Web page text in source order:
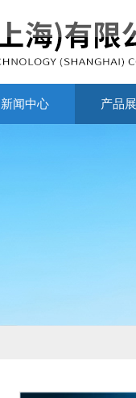
新闻中心 产品